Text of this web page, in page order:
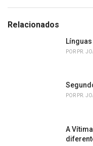
e
Relacionados
POR PR.
POR PR.
A